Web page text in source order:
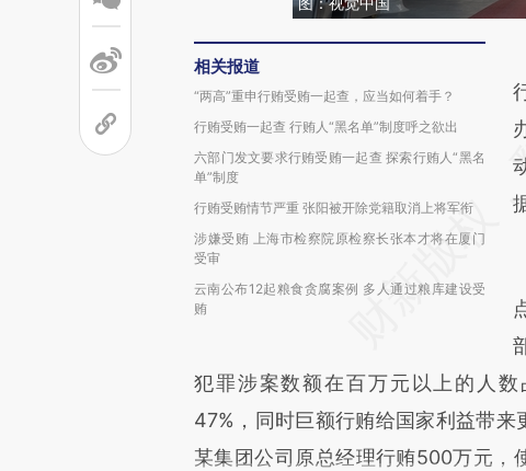
相关报道
“两高”重申行贿受贿一起查，应当如何着手？
行贿受贿一起查 行贿人“黑名单”制度呼之欲出
六部门发文要求行贿受贿一起查 探索行贿人“黑名
单”制度
行贿受贿情节严重 张阳被开除党籍取消上将军衔
涉嫌受贿 上海市检察院原检察长张本才将在厦门
受审
云南公布12起粮食贪腐案例 多人通过粮库建设受
贿
犯罪涉案数额在百万元以上的人
47%，同时巨额行贿给国家利益带
某集团公司原总经理行贿500万元，